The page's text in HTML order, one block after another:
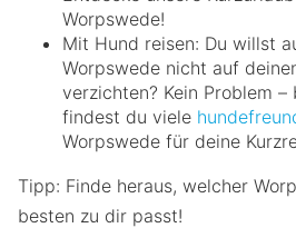
Worpswede!
Mit Hund reisen: Du willst
Worpswede nicht auf
verzichten? Kein Problem
findest du viele
Worpswede für deine
Tipp: Finde heraus, welcher
besten zu dir passt!